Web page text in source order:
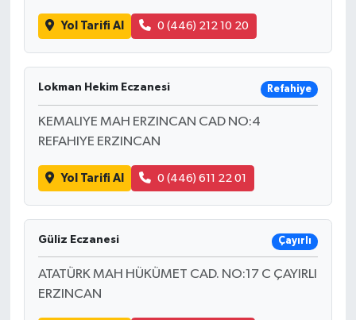
Yol Tarifi Al 0 (446) 212 10 20
Lokman Hekim Eczanesi Refahiye
KEMALIYE MAH ERZINCAN CAD NO:4
REFAHIYE ERZINCAN
Yol Tarifi Al 0 (446) 611 22 01
Güliz Eczanesi Çayırlı
ATATÜRK MAH HÜKÜMET CAD. NO:17 C ÇAYIRLI
ERZINCAN